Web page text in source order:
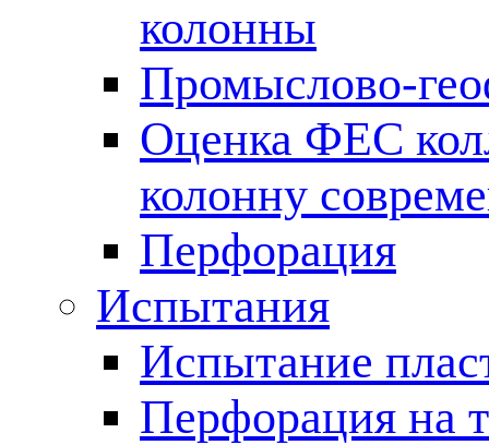
колонны
Промыслово-
Оценка ФЕС
колонну
Перфорация
Испытания
Испытание
Перфорация на